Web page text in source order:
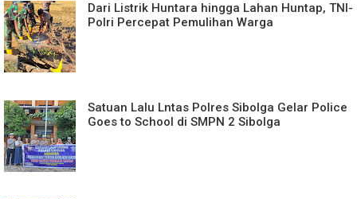
Dari Listrik Huntara hingga Lahan Huntap, TNI-
Polri Percepat Pemulihan Warga
Satuan Lalu Lntas Polres Sibolga Gelar Police
Goes to School di SMPN 2 Sibolga